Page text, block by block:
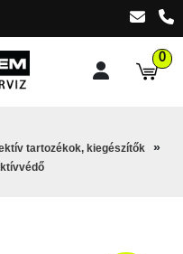
0
tartozékok, kiegészítők